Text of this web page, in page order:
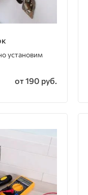
установим
от 190 руб.